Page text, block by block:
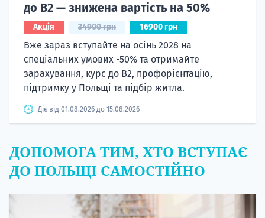
до B2 — знижена вартість на 50%
Акція 34900 грн 16900 грн
Вже зараз вступайте на осінь 2028 на
спеціальних умових -50% та отримайте
зарахування, курс до B2, профорієнтацію,
підтримку у Польщі та підбір житла.
Діє від 01.08.2026 до 15.08.2026
ДОПОМОГА ТИМ, ХТО ВСТУПАЄ
ДО ПОЛЬЩІ САМОСТІЙНО